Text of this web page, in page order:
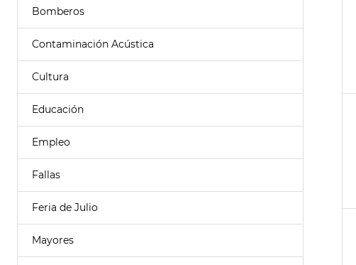
Bomberos
Contaminación Acústica
Cultura
Educación
Empleo
Fallas
Feria de Julio
Mayores